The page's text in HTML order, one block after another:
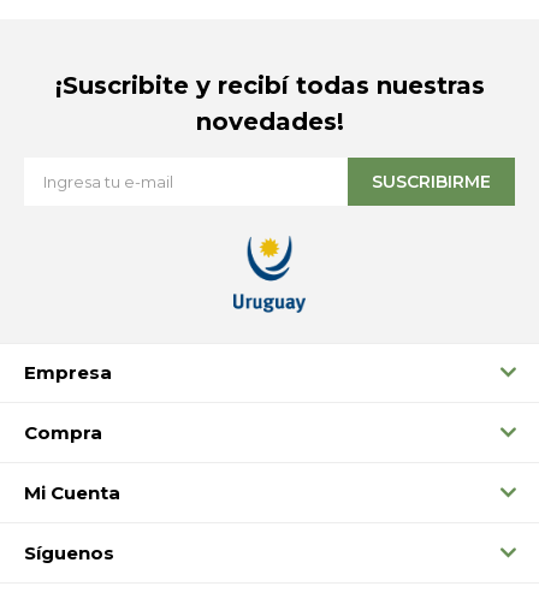
Empresa
Compra
Mi Cuenta
Síguenos
¡Suscribite y recibí todas nuestras
novedades!
SUSCRIBIRME